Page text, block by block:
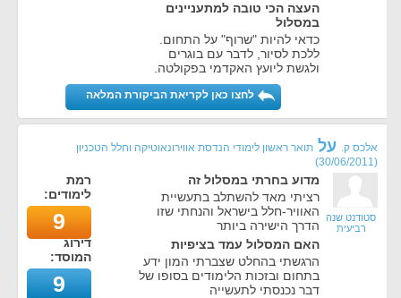
העצה הכי טובה למתעניינים
במסלול
כדאי להיות "שרוף" על התחום.
ללכת לסיור, לדבר עם בוגרים
ולגשת ליועץ האקדמי בפקולטה.
לחצו כאן לקריאת הביקורת המלאה
אלכס ק. על תואר ראשון לימודי הנדסת אווירונאוטיקה וחלל הטכניון
(
30/06/2011
)
סטודנט שנה
רביעית
מדוע בחרתי במסלול זה
רציתי מאד להשתלב בתעשיית
האוויר-חלל בישראל והנחתי שזו
הדרך הישירה ביותר
האם המסלול עמד בציפיות
הרגשתי בהחלט שצברתי המון ידע
בתחום ובזכות הלימודים בסופו של
דבר נכנסתי לתעשייה
רמת
לימודים:
9
דירוג
המוסד:
9